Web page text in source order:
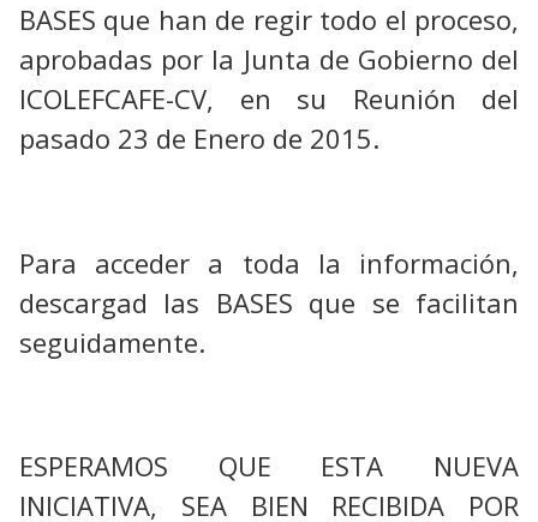
BASES que han de regir todo el proceso,
aprobadas por la Junta de Gobierno del
ICOLEFCAFE-CV, en su Reunión del
pasado 23 de Enero de 2015.
Para acceder a toda la información,
descargad las BASES que se facilitan
seguidamente.
ESPERAMOS QUE ESTA NUEVA
INICIATIVA, SEA BIEN RECIBIDA POR